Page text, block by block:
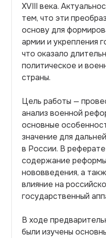
XVIII века.
тем, что эти
основу для
армии и укрепления
что оказало
политическое и
страны.
Цель работы —
анализ военной
основные
значение для
в России. В
содержание
нововведения, а
влияние на
государственный
В ходе
были изучены